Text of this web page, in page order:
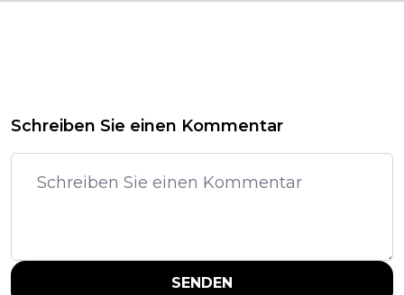
Schreiben Sie einen Kommentar
SENDEN